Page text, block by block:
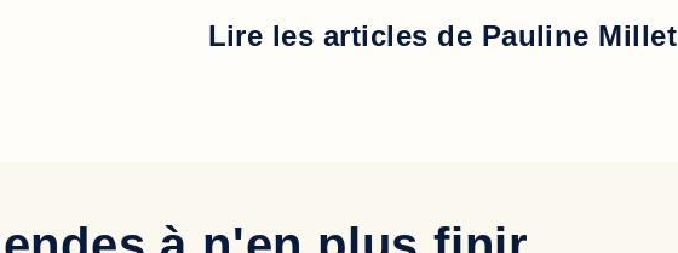
Lire les articles de Pauline Millet